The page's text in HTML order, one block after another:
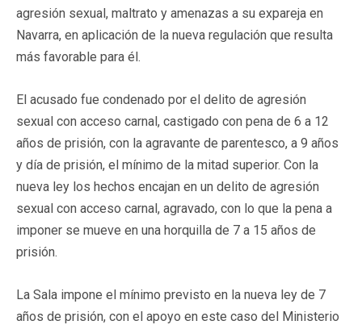
agresión sexual, maltrato y amenazas a su expareja en
Navarra, en aplicación de la nueva regulación que resulta
más favorable para él.
El acusado fue condenado por el delito de agresión
sexual con acceso carnal, castigado con pena de 6 a 12
años de prisión, con la agravante de parentesco, a 9 años
y día de prisión, el mínimo de la mitad superior. Con la
nueva ley los hechos encajan en un delito de agresión
sexual con acceso carnal, agravado, con lo que la pena a
imponer se mueve en una horquilla de 7 a 15 años de
prisión.
La Sala impone el mínimo previsto en la nueva ley de 7
años de prisión, con el apoyo en este caso del Ministerio